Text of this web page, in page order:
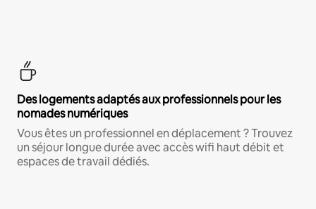
Des logements adaptés aux professionnels pour les
nomades numériques
Vous êtes un professionnel en déplacement ? Trouvez
un séjour longue durée avec accès wifi haut débit et
espaces de travail dédiés.